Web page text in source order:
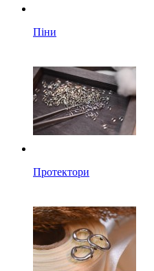
Піни
Протектори